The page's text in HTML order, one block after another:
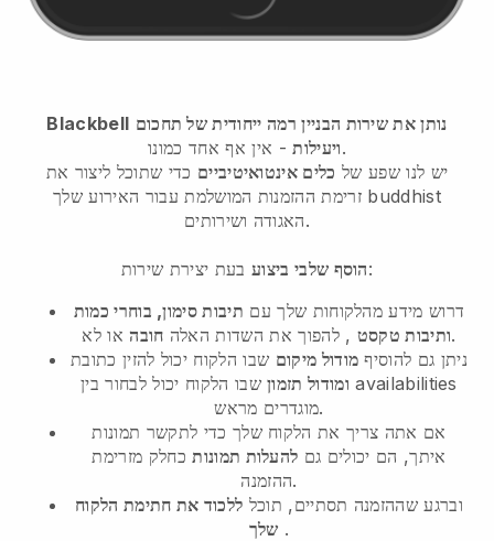
Blackbell נותן את שירות הבניין רמה ייחודית של תחכום
ויעילות- אין אף אחד כמונו.
יש לנו שפע של כלים אינטואיטיביים כדי שתוכל ליצור את
זרימת ההזמנות המושלמת עבור האירוע שלך buddhist
האגודה ושירותים.
הוסף שלבי ביצועבעת יצירת שירות:
דרוש מידע מהלקוחות שלך עם תיבות סימון, בוחרי כמות
ותיבות טקסט , להפוך את השדות האלה חובה
או לא.
ניתן גם להוסיף מודול מיקום שבו הלקוח יכול להזין כתובת
ומודול תזמוןשבו הלקוח יכול לבחור בין availabilities
מוגדרים מראש.
אם אתה צריך את הלקוח שלך כדי לתקשר תמונות
איתך, הם יכולים גם להעלות תמונותכחלק מזרימת
ההזמנה.
וברגע שההזמנה תסתיים, תוכל ללכוד את חתימת הלקוח
שלך .